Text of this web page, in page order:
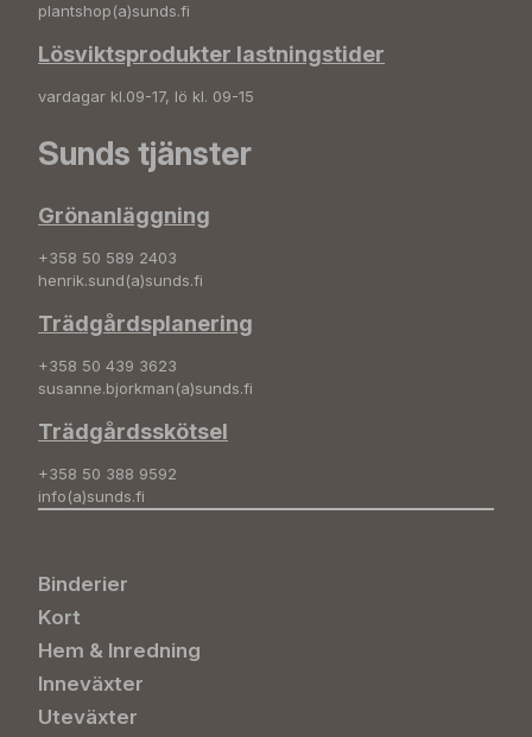
plantshop(a)sunds.fi
Lösviktsprodukter lastningstider
vardagar kl.09-17, lö kl. 09-15
Sunds tjänster
Grönanläggning
+358 50 589 2403
henrik.sund(a)sunds.fi
Trädgårdsplanering
+358 50 439 3623
susanne.bjorkman(a)sunds.fi
Trädgårdsskötsel
+358 50 388 9592
info(a)sunds.fi
Binderier
Kort
Hem & Inredning
Inneväxter
Uteväxter